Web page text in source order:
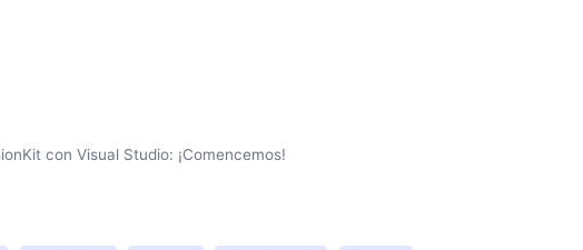
con Visual Studio: ¡Comencemos!